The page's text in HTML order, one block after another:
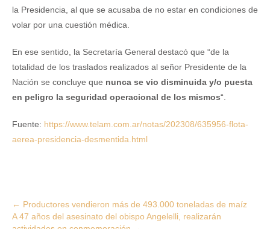
la Presidencia, al que se acusaba de no estar en condiciones de
volar por una cuestión médica.
En ese sentido, la Secretaría General destacó que “de la
totalidad de los traslados realizados al señor Presidente de la
Nación se concluye que nunca se vio disminuida y/o puesta
en peligro la seguridad operacional de los mismos“.
Fuente: https://www.telam.com.ar/notas/202308/635956-flota-
aerea-presidencia-desmentida.html
Post
navigation
← Productores vendieron más de 493.000 toneladas de maíz
A 47 años del asesinato del obispo Angelelli, realizarán